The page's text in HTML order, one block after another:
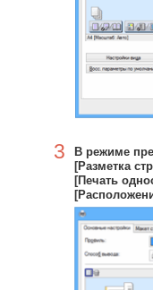
3
В режиме
[Разметка
[Печать